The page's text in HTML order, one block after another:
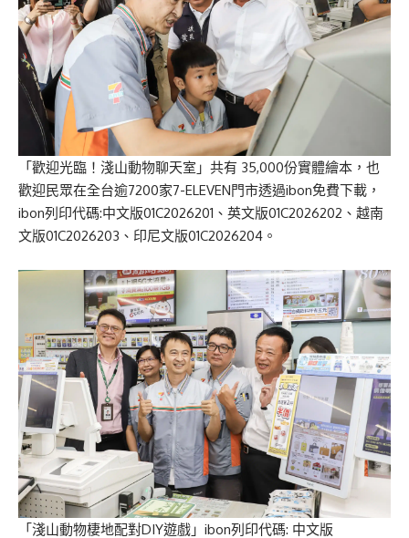
「歡迎光臨！淺山動物聊天室」共有 35,000份實體繪本，也
歡迎民眾在全台逾7200家7-ELEVEN門市透過ibon免費下載，
ibon列印代碼:中文版01C2026201、英文版01C2026202、越南
文版01C2026203、印尼文版01C2026204。
「淺山動物棲地配對DIY遊戲」ibon列印代碼: 中文版